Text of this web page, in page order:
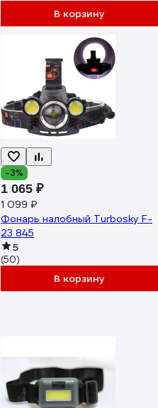
В корзину
-3%
1 065 ₽
1 099 ₽
Фонарь налобный Turbosky F-
23 845
5
(50)
В корзину